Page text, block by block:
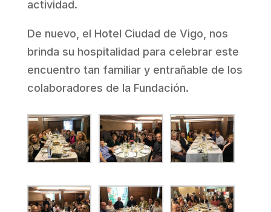
actividad.
De nuevo, el Hotel Ciudad de Vigo, nos
brinda su hospitalidad para celebrar este
encuentro tan familiar y entrañable de los
colaboradores de la Fundación.